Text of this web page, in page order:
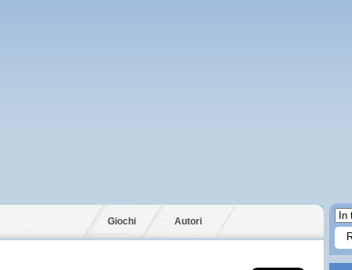
Giochi Autori